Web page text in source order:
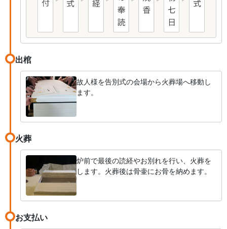
出棺
故人様を告別式の会場から火葬場へ移動し
ます。
火葬
炉前で最後の読経やお別れを行い、火葬を
します。火葬後は骨壷にお骨を納めます。
お支払い